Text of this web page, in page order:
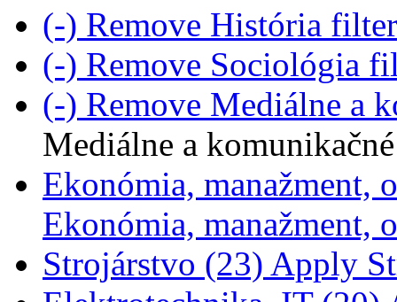
(-) Remove História
(-) Remove Sociológia
(-) Remove Mediálne a
Mediálne a
Ekonómia, manažment,
Ekonómia, manažment,
Strojárstvo (23) Apply